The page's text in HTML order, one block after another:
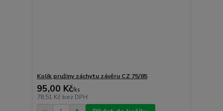
Kolík pružiny záchytu závěru CZ 75/85
95,00 Kč/ks
78,51 Kč bez DPH